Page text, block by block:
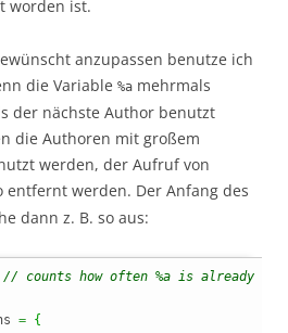
worden ist.
anzupassen benutze ich
die Variable %a mehrmals
der nächste Author benutzt
die Authoren mit großem
werden, der Aufruf von
entfernt werden. Der Anfang des
dann z. B. so aus:
// counts how often %a is already
= {